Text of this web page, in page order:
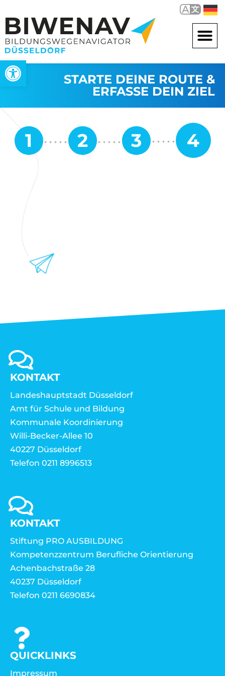
Open toolbar
STARTE DEINE ROUTE &
ERFASSE DEIN ZIEL
KONTAKT
Landeshauptstadt Düsseldorf
Amt für Schule und Bildung
Kommunale Koordinierung
Willi-Becker-Allee 10
40227 Düsseldorf
Telefon 0211 8996513
KONTAKT
Stiftung PRO AUSBILDUNG
Kompetenzzentrum Berufliche Orientierung
Achenbachstraße 28
40237 Düsseldorf
Telefon 0211 6690834
QUICKLINKS
Impressum